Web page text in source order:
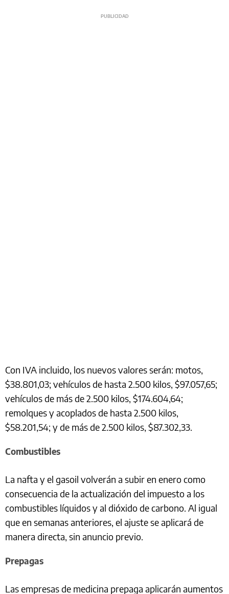
Con IVA incluido, los nuevos valores serán: motos,
$38.801,03; vehículos de hasta 2.500 kilos, $97.057,65;
vehículos de más de 2.500 kilos, $174.604,64;
remolques y acoplados de hasta 2.500 kilos,
$58.201,54; y de más de 2.500 kilos, $87.302,33.
Combustibles
La nafta y el gasoil volverán a subir en enero como
consecuencia de la actualización del impuesto a los
combustibles líquidos y al dióxido de carbono. Al igual
que en semanas anteriores, el ajuste se aplicará de
manera directa, sin anuncio previo.
Prepagas
Las empresas de medicina prepaga aplicarán aumentos